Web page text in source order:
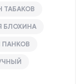
ТАБАКОВ
БЛОХИНА
ПАНКОВ